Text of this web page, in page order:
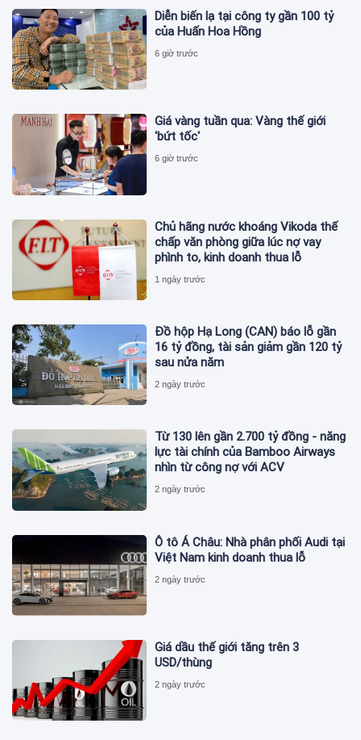
Diễn biến lạ tại công ty gần 100 tỷ
của Huấn Hoa Hồng
6 giờ trước
Giá vàng tuần qua: Vàng thế giới
'bứt tốc'
6 giờ trước
Chủ hãng nước khoáng Vikoda thế
chấp văn phòng giữa lúc nợ vay
phình to, kinh doanh thua lỗ
1 ngày trước
Đồ hộp Hạ Long (CAN) báo lỗ gần
16 tỷ đồng, tài sản giảm gần 120 tỷ
sau nửa năm
2 ngày trước
Từ 130 lên gần 2.700 tỷ đồng - năng
lực tài chính của Bamboo Airways
nhìn từ công nợ với ACV
2 ngày trước
Ô tô Á Châu: Nhà phân phối Audi tại
Việt Nam kinh doanh thua lỗ
2 ngày trước
Giá dầu thế giới tăng trên 3
USD/thùng
2 ngày trước